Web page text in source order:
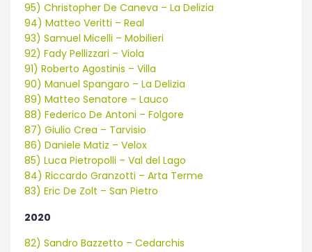
95) Christopher De Caneva – La Delizia
94) Matteo Veritti – Real
93) Samuel Micelli – Mobilieri
92) Fady Pellizzari – Viola
91) Roberto Agostinis – Villa
90) Manuel Spangaro – La Delizia
89) Matteo Senatore – Lauco
88) Federico De Antoni – Folgore
87) Giulio Crea – Tarvisio
86) Daniele Matiz – Velox
85) Luca Pietropolli – Val del Lago
84) Riccardo Granzotti – Arta Terme
83) Eric De Zolt – San Pietro
2020
82) Sandro Bazzetto – Cedarchis